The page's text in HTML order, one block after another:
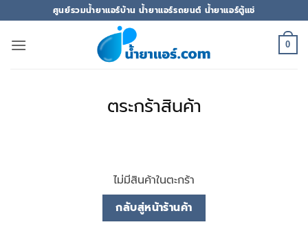
ไป
ยัง
ศูนย์รวมน้ำยาแอร์บ้าน น้ำยาแอร์รถยนต์ น้ำยาแอร์ตู้แช่
0
ตระกร้าสินค้า
ไม่มีสินค้าในตะกร้า
กลับสู่หน้าร้านค้า